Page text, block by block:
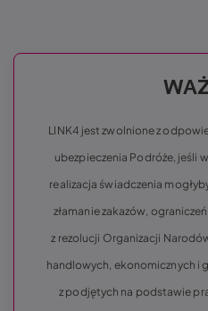
LINK4 jest zwolnione z
ubezpieczenia Podróże, jeśli
realizacja świadczenia
złamanie zakazów,
z rezolucji Organizacji
handlowych, ekonomicznych i
z podjętych na podstawie